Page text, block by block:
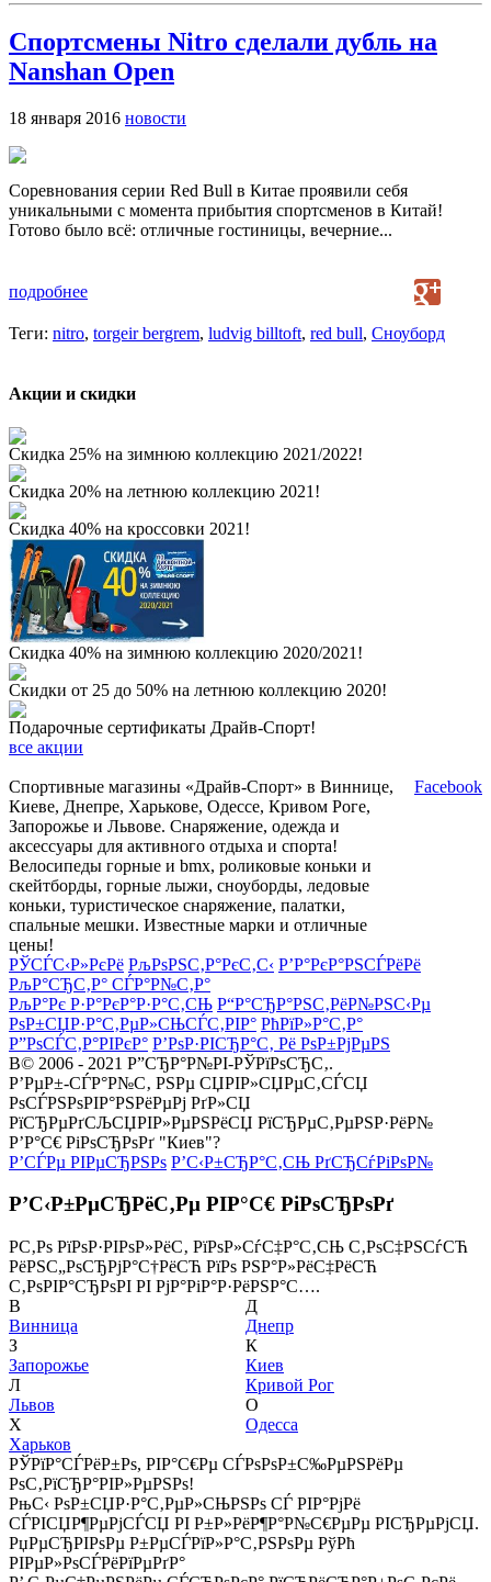
Спортсмены Nitro сделали дубль на
Nanshan Open
18 января 2016 новости
Соревнования серии Red Bull в Китае проявили себя
уникальными с момента прибытия спортсменов в Китай!
Готово было всё: отличные гостиницы, вечерние...
подробнее
Теги: nitro, torgeir bergrem, ludvig billtoft, red bull, Сноуборд
Акции и скидки
Скидка 25% на зимнюю коллекцию 2021/2022!
Скидка 20% на летнюю коллекцию 2021!
Скидка 40% на кроссовки 2021!
Скидка 40% на зимнюю коллекцию 2020/2021!
Скидки от 25 до 50% на летнюю коллекцию 2020!
Подарочные сертификаты Драйв-Спорт!
все акции
Спортивные магазины «Драйв-Спорт» в Виннице,
Киеве, Днепре, Харькове, Одессе, Кривом Роге,
Запорожье и Львове. Снаряжение, одежда и
аксессуары для активного отдыха и спорта!
Велосипеды горные и bmx, роликовые коньки и
скейтборды, горные лыжи, сноуборды, ледовые
коньки, туристическое снаряжение, палатки,
спальные мешки. Известные марки и отличные
цены!
Facebook
РЎСЃС‹Р»РєРё РљРѕРЅС‚Р°РєС‚С‹ Р’Р°РєР°РЅСЃРёРё
РљР°СЂС‚Р° СЃР°Р№С‚Р°
РљР°Рє Р·Р°РєР°Р·Р°С‚СЊ Р“Р°СЂР°РЅС‚РёР№РЅС‹Рµ
РѕР±СЏР·Р°С‚РµР»СЊСЃС‚РІР° РћРїР»Р°С‚Р°
Р”РѕСЃС‚Р°РІРєР° Р’РѕР·РІСЂР°С‚ Рё РѕР±РјРµРЅ
В© 2006 - 2021 Р”СЂР°Р№РІ-РЎРїРѕСЂС‚.
Р’РµР±-СЃР°Р№С‚ РЅРµ СЏРІР»СЏРµС‚СЃСЏ
РѕСЃРЅРѕРІР°РЅРёРµРј РґР»СЏ
РїСЂРµРґСЉСЏРІР»РµРЅРёСЏ РїСЂРµС‚РµРЅР·РёР№
Р’Р°С€ РіРѕСЂРѕРґ "Киев"?
Р’СЃРµ РІРµСЂРЅРѕ Р’С‹Р±СЂР°С‚СЊ РґСЂСѓРіРѕР№
Р’С‹Р±РµСЂРёС‚Рµ РІР°С€ РіРѕСЂРѕРґ
Р­С‚Рѕ РїРѕР·РІРѕР»РёС‚ РїРѕР»СѓС‡Р°С‚СЊ С‚РѕС‡РЅСѓСЋ
РёРЅС„РѕСЂРјР°С†РёСЋ РїРѕ РЅР°Р»РёС‡РёСЋ
С‚РѕРІР°СЂРѕРІ РІ РјР°РіР°Р·РёРЅР°С….
В
Винница
З
Запорожье
Л
Львов
Х
Харьков
Д
Днепр
К
Киев
Кривой Рог
О
Одесса
РЎРїР°СЃРёР±Рѕ, РІР°С€Рµ СЃРѕРѕР±С‰РµРЅРёРµ
РѕС‚РїСЂР°РІР»РµРЅРѕ!
РњС‹ РѕР±СЏР·Р°С‚РµР»СЊРЅРѕ СЃ РІР°РјРё
СЃРІСЏР¶РµРјСЃСЏ РІ Р±Р»РёР¶Р°Р№С€РµРµ РІСЂРµРјСЏ.
РџРµСЂРІРѕРµ Р±РµСЃРїР»Р°С‚РЅРѕРµ РўРћ
РІРµР»РѕСЃРёРїРµРґР°